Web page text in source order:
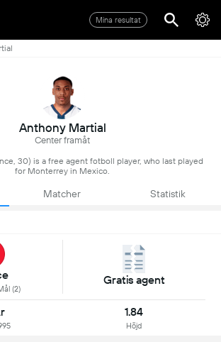
Mina resultat
Anthony Martial
Center framåt
30) is a free agent fotboll player, who last played
for Monterrey in Mexico.
Matcher Statistik
(2)
Gratis agent
1.84
Höjd